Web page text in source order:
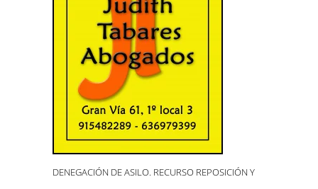
DENEGACIÓN DE ASILO. RECURSO REPOSICIÓN Y